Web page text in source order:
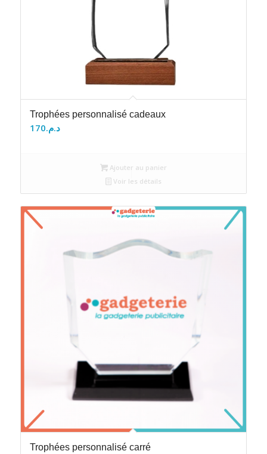
Trophées personnalisé cadeaux
د.م.170
Ajouter au panier
Voir les détails
Trophées personnalisé carré